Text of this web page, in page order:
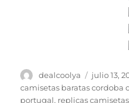
Autor
dealcoolya
el
julio 13,
camisetas baratas cordoba
portugal, replicas